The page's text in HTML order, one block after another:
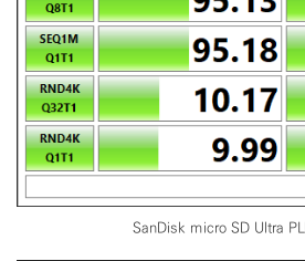
SanDisk micro SD Ultra